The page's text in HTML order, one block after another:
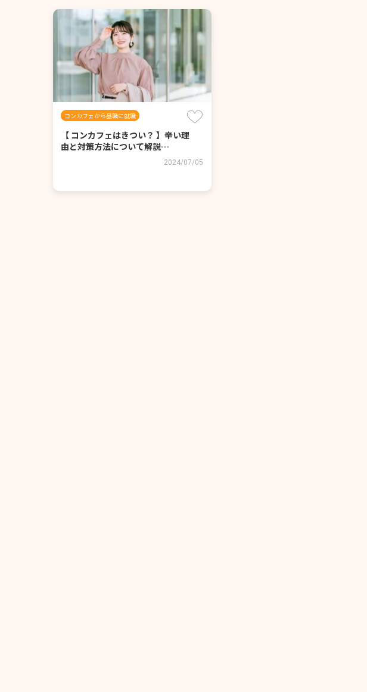
コンカフェから昼職に就職
【 コンカフェはきつい？ 】辛い理
由と対策方法について解説…
2024/07/05